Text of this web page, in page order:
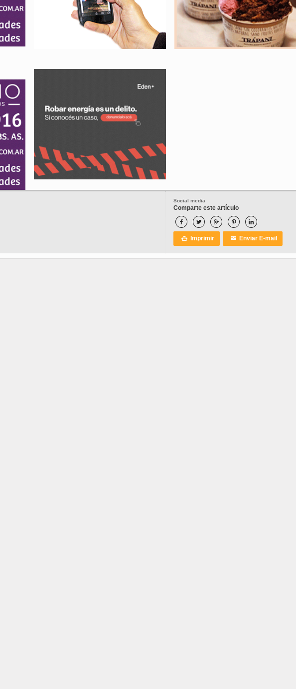
Social media
Comparte este artículo
    
 Imprimir ✉ Enviar E-mail